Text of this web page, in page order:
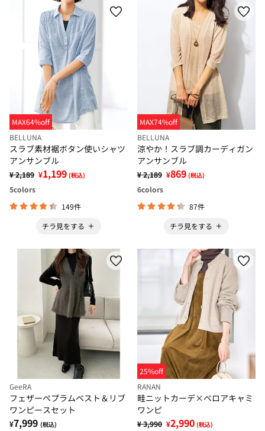
MAX64%off
BELLUNA
スラブ素材裾ボタン使いシャツ
アンサンブル
¥ 2,189 ¥1,199 (税込)
5colors
149件
チラ見をする
MAX74%off
BELLUNA
涼やか！スラブ調カーディガン
アンサンブル
¥ 2,189 ¥869 (税込)
6colors
87件
チラ見をする
GeeRA
フェザーペプラムベスト＆リブ
ワンピースセット
¥7,999 (税込)
25%off
RANAN
畦ニットカーデ×ベロアキャミ
ワンピ
¥ 3,990 ¥2,990 (税込)